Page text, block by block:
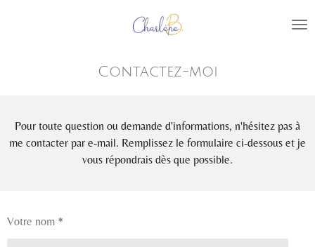
Contactez-moi
Pour toute question ou demande d'informations, n'hésitez pas à
me contacter par e-mail. Remplissez le formulaire ci-dessous et je
vous répondrais dès que possible.
Votre nom *